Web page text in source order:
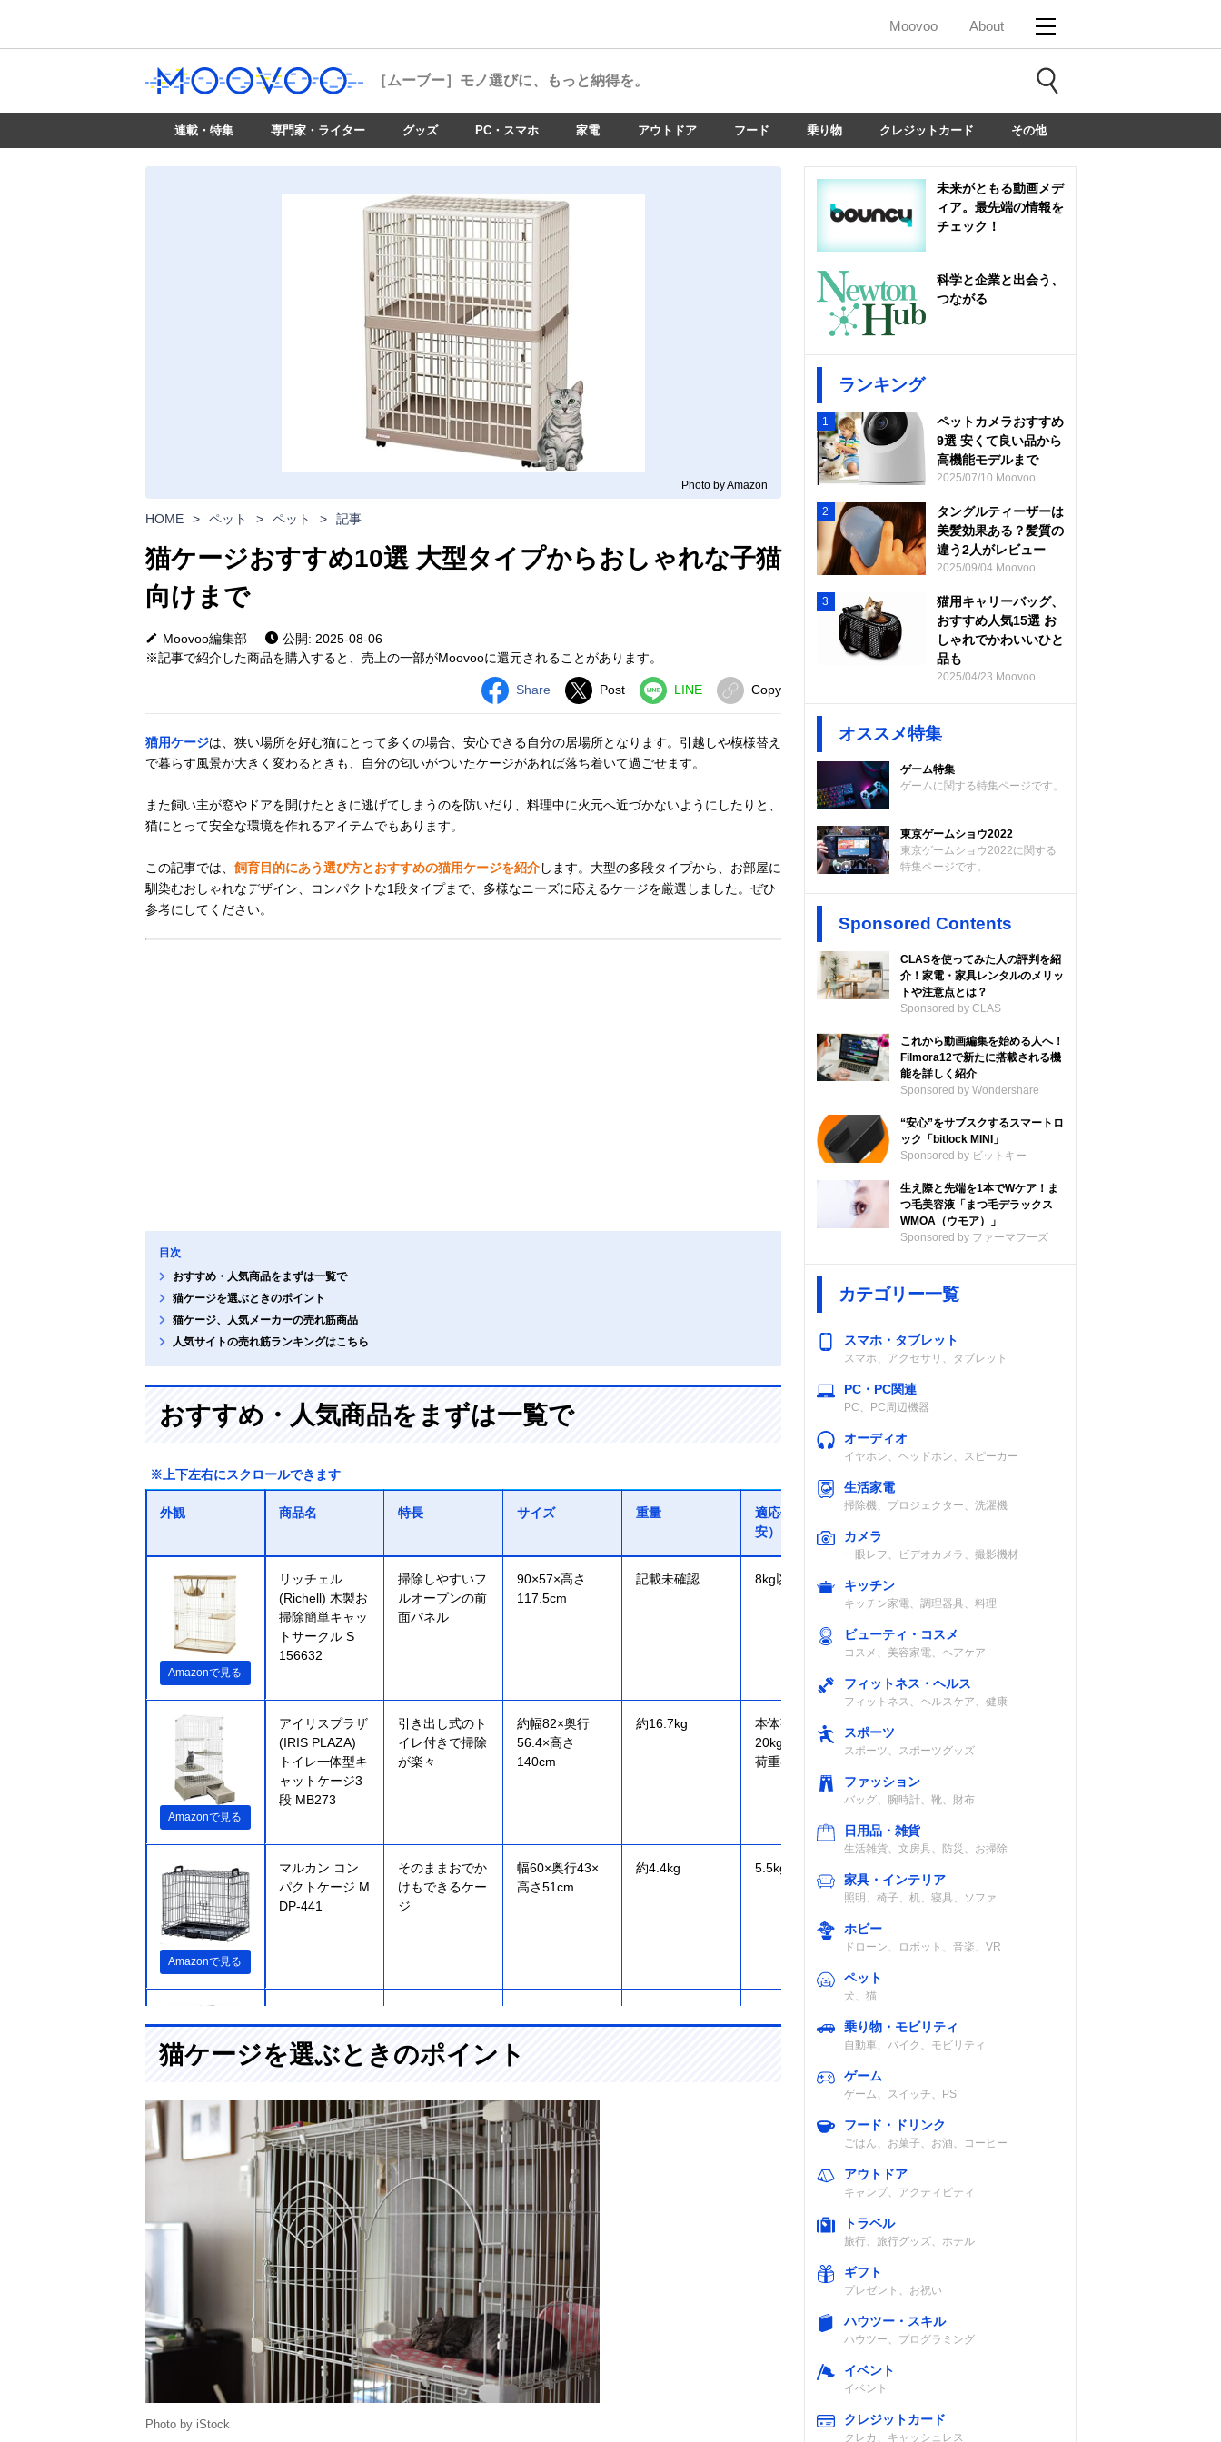
Moovoo About
［ムーブー］ モノ選びに、もっと納得を。
連載・特集 専門家・ライター グッズ PC・スマホ 家電 アウトドア フード 乗り物 クレジットカード その他
Photo by Amazon
HOME > ペット > ペット > 記事
猫ケージおすすめ10選 大型タイプからおしゃれな子猫
向けまで
Moovoo編集部
公開: 2025-08-06
※記事で紹介した商品を購入すると、売上の一部がMoovooに還元されることがあります。
Share Post LINE Copy
猫用ケージは、狭い場所を好む猫にとって多くの場合、安心できる自分の居場所となります。引越しや模様替え
で暮らす風景が大きく変わるときも、自分の匂いがついたケージがあれば落ち着いて過ごせます。
また飼い主が窓やドアを開けたときに逃げてしまうのを防いだり、料理中に火元へ近づかないようにしたりと、
猫にとって安全な環境を作れるアイテムでもあります。
この記事では、 飼育目的にあう選び方とおすすめの猫用ケージを紹介します。大型の多段タイプから、お部屋に
馴染むおしゃれなデザイン、コンパクトな1段タイプまで、多様なニーズに応えるケージを厳選しました。ぜひ
参考にしてください。
目次
おすすめ・人気商品をまずは一覧で
猫ケージを選ぶときのポイント
猫ケージ、人気メーカーの売れ筋商品
人気サイトの売れ筋ランキングはこちら
おすすめ・人気商品をまずは一覧で
※上下左右にスクロールできます
外観 商品名 特長 サイズ 重量
適応体重（目
安）
キャスター
Amazonで見る
リッチェル
(Richell) 木製お
掃除簡単キャッ
トサークル S
156632
掃除しやすいフ
ルオープンの前
面パネル
90×57×高さ
117.5cm
記載未確認 8kg以下 ×
Amazonで見る
アイリスプラザ
(IRIS PLAZA)
トイレ一体型キ
ャットケージ3
段 MB273
引き出し式のト
イレ付きで掃除
が楽々
約幅82×奥行
56.4×高さ
140cm
約16.7kg
本体荷重約
20kg、棚板耐
荷重各約15kg
Amazonで見る
マルカン コン
パクトケージ M
DP-441
そのままおでか
けもできるケー
ジ
幅60×奥行43×
高さ51cm
約4.4kg 5.5kg以下
Amazonで見る
necoco 仔猫か
らのしつけにも
ぴったりな キ
な、ねこドア付
き
57.5×高さ
101cm
Amazonで見る
マルカン キテ
ィケージ 1400
CT-325
部屋が汚れにく
い深型トレイ
幅69×奥行56×
高さ
142.5cm（キャ
スター取付け
時）
アイリスオーヤ
OHYAMA) プラ
ケージ 812 2段
丸洗いできてい
つも清潔
約幅82.5×奥行
56.5×高さ
118.9cm（キャ
スター取付け
時）
中棚耐荷重約
◯
Amazonで見る
ボンビアルコン
子猫にぴったり
幅67×奥行
猫ケージを選ぶときのポイント
Photo by iStock
未来がともる動画メデ
ィア。最先端の情報を
チェック！
科学と企業と出会う、
つながる
ランキング
1
ペットカメラおすすめ
9選 安くて良い品から
高機能モデルまで
2025/07/10 Moovoo
2
タングルティーザーは
美髪効果ある？髪質の
違う2人がレビュー
2025/09/04 Moovoo
3
猫用キャリーバッグ、
おすすめ人気15選 お
しゃれでかわいいひと
品も
2025/04/23 Moovoo
オススメ特集
ゲーム特集
ゲームに関する特集ページです。
東京ゲームショウ2022
東京ゲームショウ2022に関する
特集ページです。
Sponsored Contents
CLASを使ってみた人の評判を紹
介！家電・家具レンタルのメリッ
トや注意点とは？
Sponsored by CLAS
これから動画編集を始める人へ！
Filmora12で新たに搭載される機
能を詳しく紹介
Sponsored by Wondershare
“安心”をサブスクするスマートロ
ック「bitlock MINI」
Sponsored by ビットキー
生え際と先端を1本でWケア！ま
つ毛美容液「まつ毛デラックス
WMOA（ウモア）」
Sponsored by ファーマフーズ
カテゴリー一覧
スマホ・タブレット
スマホ、アクセサリ、タブレット
PC・PC関連
PC、PC周辺機器
オーディオ
イヤホン、ヘッドホン、スピーカー
生活家電
掃除機、プロジェクター、洗濯機
カメラ
一眼レフ、ビデオカメラ、撮影機材
キッチン
キッチン家電、調理器具、料理
ビューティ・コスメ
コスメ、美容家電、ヘアケア
フィットネス・ヘルス
フィットネス、ヘルスケア、健康
スポーツ
スポーツ、スポーツグッズ
ファッション
バッグ、腕時計、靴、財布
日用品・雑貨
生活雑貨、文房具、防災、お掃除
家具・インテリア
照明、椅子、机、寝具、ソファ
ホビー
ドローン、ロボット、音楽、VR
ペット
犬、猫
乗り物・モビリティ
自動車、バイク、モビリティ
ゲーム
ゲーム、スイッチ、PS
フード・ドリンク
ごはん、お菓子、お酒、コーヒー
アウトドア
キャンプ、アクティビティ
トラベル
旅行、旅行グッズ、ホテル
ギフト
プレゼント、お祝い
ハウツー・スキル
ハウツー、プログラミング
イベント
イベント
クレジットカード
クレカ、キャッシュレス